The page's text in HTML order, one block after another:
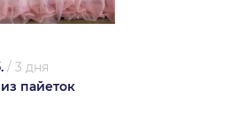
/ 3 дня
пайеток